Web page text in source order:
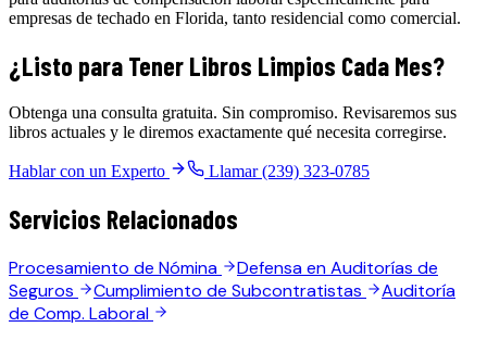
empresas de techado en Florida, tanto residencial como comercial.
¿Listo para Tener Libros Limpios Cada Mes?
Obtenga una consulta gratuita. Sin compromiso. Revisaremos sus
libros actuales y le diremos exactamente qué necesita corregirse.
Hablar con un Experto Llamar (239) 323-0785
Servicios Relacionados
Procesamiento de Nómina
Defensa en Auditorías de
Seguros
Cumplimiento de Subcontratistas
Auditoría
de Comp. Laboral